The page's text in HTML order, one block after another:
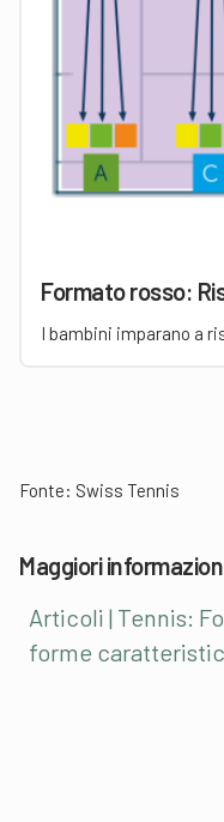
Formato rosso:
I bambini imparano a
Fonte: Swiss Tennis
Maggiori
Articoli | Tennis:
forme